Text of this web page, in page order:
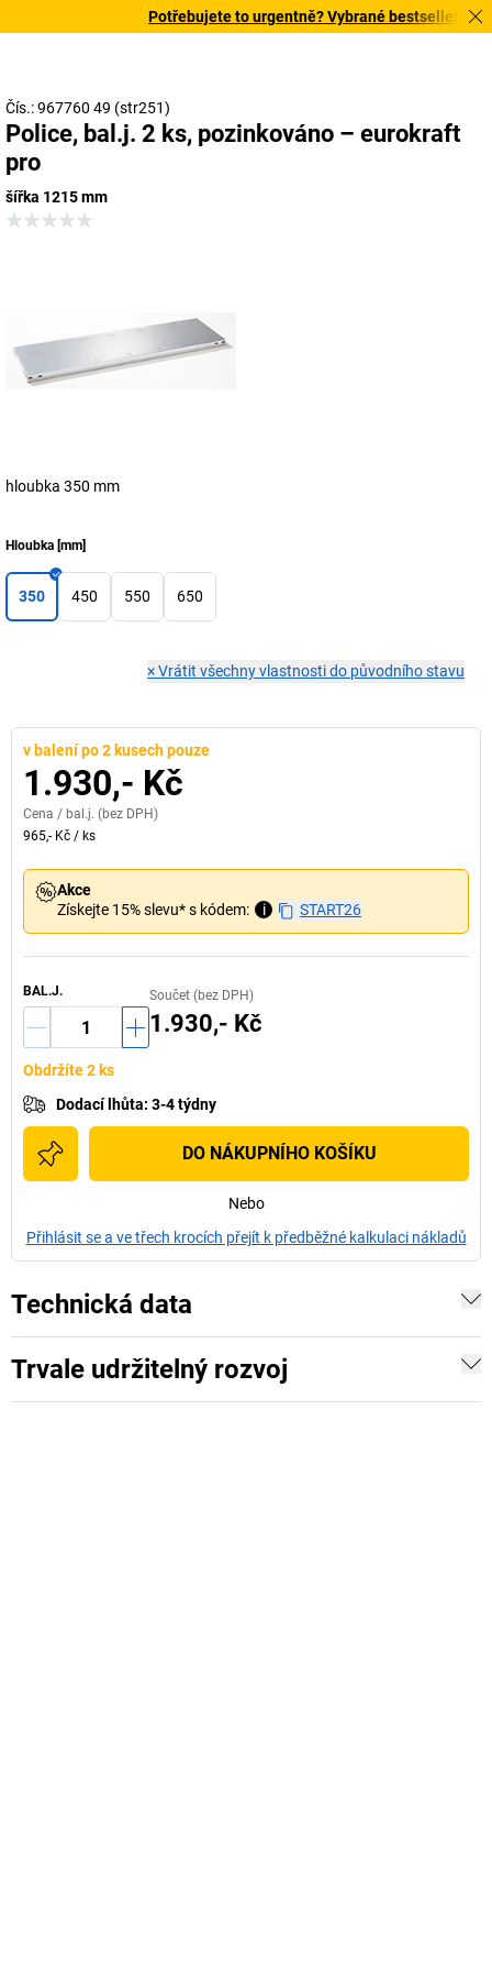
Potřebujete to urgentně? Vybrané bestsellery
Čís.: 967760 49 (str251)
Police, bal.j. 2 ks, pozinkováno – eurokraft
pro
šířka 1215 mm
hloubka 350 mm
Hloubka [mm]
350 450 550 650
×Vrátit všechny vlastnosti do původního stavu
v balení po 2 kusech pouze
1.930,- Kč
Cena / bal.j. (bez DPH)
965,- Kč / ks
Akce
Získejte 15% slevu* s kódem:
i START26
BAL.J. Součet (bez DPH)
1.930,- Kč
Obdržíte 2 ks
Dodací lhůta: 3-4 týdny
DO NÁKUPNÍHO KOŠÍKU
Nebo
Přihlásit se a ve třech krocích přejít k předběžné kalkulaci nákladů
Technická data
Trvale udržitelný rozvoj